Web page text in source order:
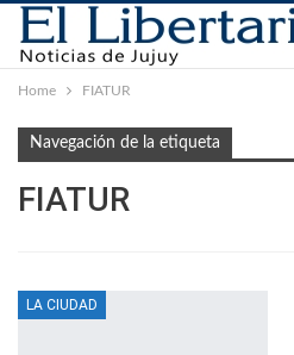
Home FIATUR
Navegación de la etiqueta
FIATUR
LA CIUDAD